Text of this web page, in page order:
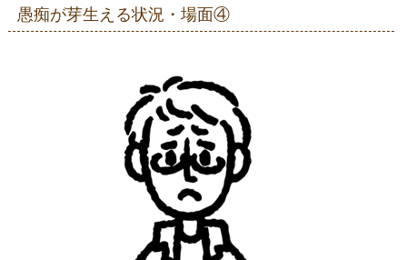
愚痴が芽生える状況・場面④